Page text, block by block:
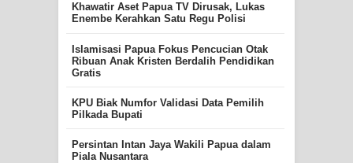
Khawatir Aset Papua TV Dirusak, Lukas
Enembe Kerahkan Satu Regu Polisi
Islamisasi Papua Fokus Pencucian Otak
Ribuan Anak Kristen Berdalih Pendidikan
Gratis
KPU Biak Numfor Validasi Data Pemilih
Pilkada Bupati
Persintan Intan Jaya Wakili Papua dalam
Piala Nusantara